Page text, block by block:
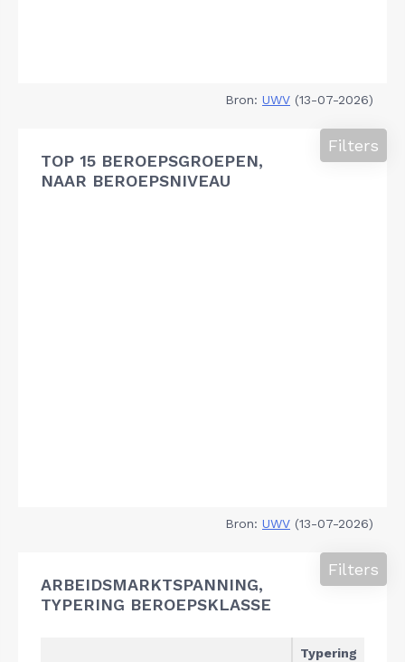
Bron: UWV (13-07-2026)
TOP 15 BEROEPSGROEPEN,
NAAR BEROEPSNIVEAU
Filters
Bron: UWV (13-07-2026)
ARBEIDSMARKTSPANNING,
TYPERING BEROEPSKLASSE
Filters